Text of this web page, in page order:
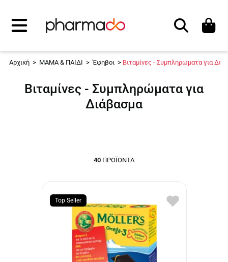
Αναζήτηση
Αρχική > ΜΑΜΑ & ΠΑΙΔΙ > Έφηβοι > Βιταμίνες - Συμπληρώματα για
Βιταμίνες - Συμπληρώματα για
Διάβασμα
40 ΠΡΟΪΌΝΤΑ
Top Seller